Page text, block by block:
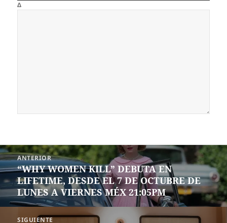
Δ
Navegación
de
entradas
ANTERIOR
Entrada
anterior:
“WHY WOMEN KILL” DEBUTA EN
LIFETIME, DESDE EL 7 DE OCTUBRE DE
LUNES A VIERNES MÉX 21:05PM
SIGUIENTE